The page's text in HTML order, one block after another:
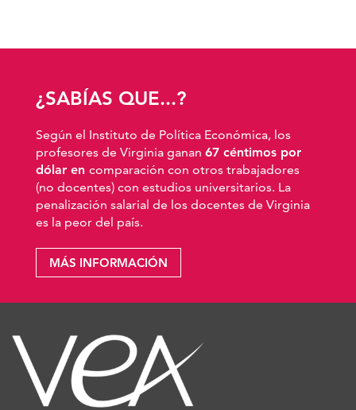
¿SABÍAS QUE...?
Según el Instituto de Política Económica, los
profesores de Virginia ganan 67 céntimos por
dólar en comparación con otros trabajadores
(no docentes) con estudios universitarios. La
penalización salarial de los docentes de Virginia
es la peor del país.
MÁS INFORMACIÓN